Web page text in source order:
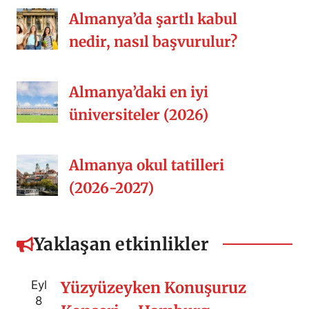
Almanya’da şartlı kabul
nedir, nasıl başvurulur?
Almanya’daki en iyi
üniversiteler (2026)
Almanya okul tatilleri
(2026-2027)
Yaklaşan etkinlikler
Eyl
8
Yüzyüzeyken Konuşuruz